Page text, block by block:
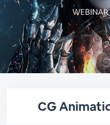
CG